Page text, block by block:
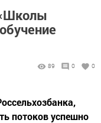
89 0 0
потоков успешно